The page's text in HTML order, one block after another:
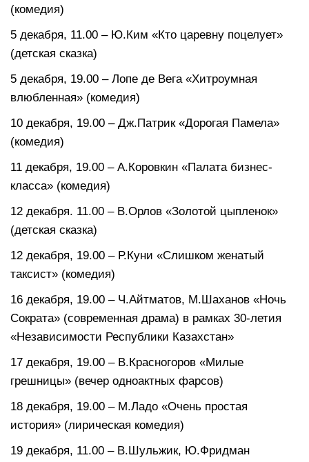
(комедия)
5 декабря, 11.00 – Ю.Ким «Кто царевну поцелует»
(детская сказка)
5 декабря, 19.00 – Лопе де Вега «Хитроумная
влюбленная» (комедия)
10 декабря, 19.00 – Дж.Патрик «Дорогая Памела»
(комедия)
11 декабря, 19.00 – А.Коровкин «Палата бизнес-
класса» (комедия)
12 декабря. 11.00 – В.Орлов «Золотой цыпленок»
(детская сказка)
12 декабря, 19.00 – Р.Куни «Слишком женатый
таксист» (комедия)
16 декабря, 19.00 – Ч.Айтматов, М.Шаханов «Ночь
Сократа» (современная драма) в рамках 30-летия
«Независимости Республики Казахстан»
17 декабря, 19.00 – В.Красногоров «Милые
грешницы» (вечер одноактных фарсов)
18 декабря, 19.00 – М.Ладо «Очень простая
история» (лирическая комедия)
19 декабря, 11.00 – В.Шульжик, Ю.Фридман